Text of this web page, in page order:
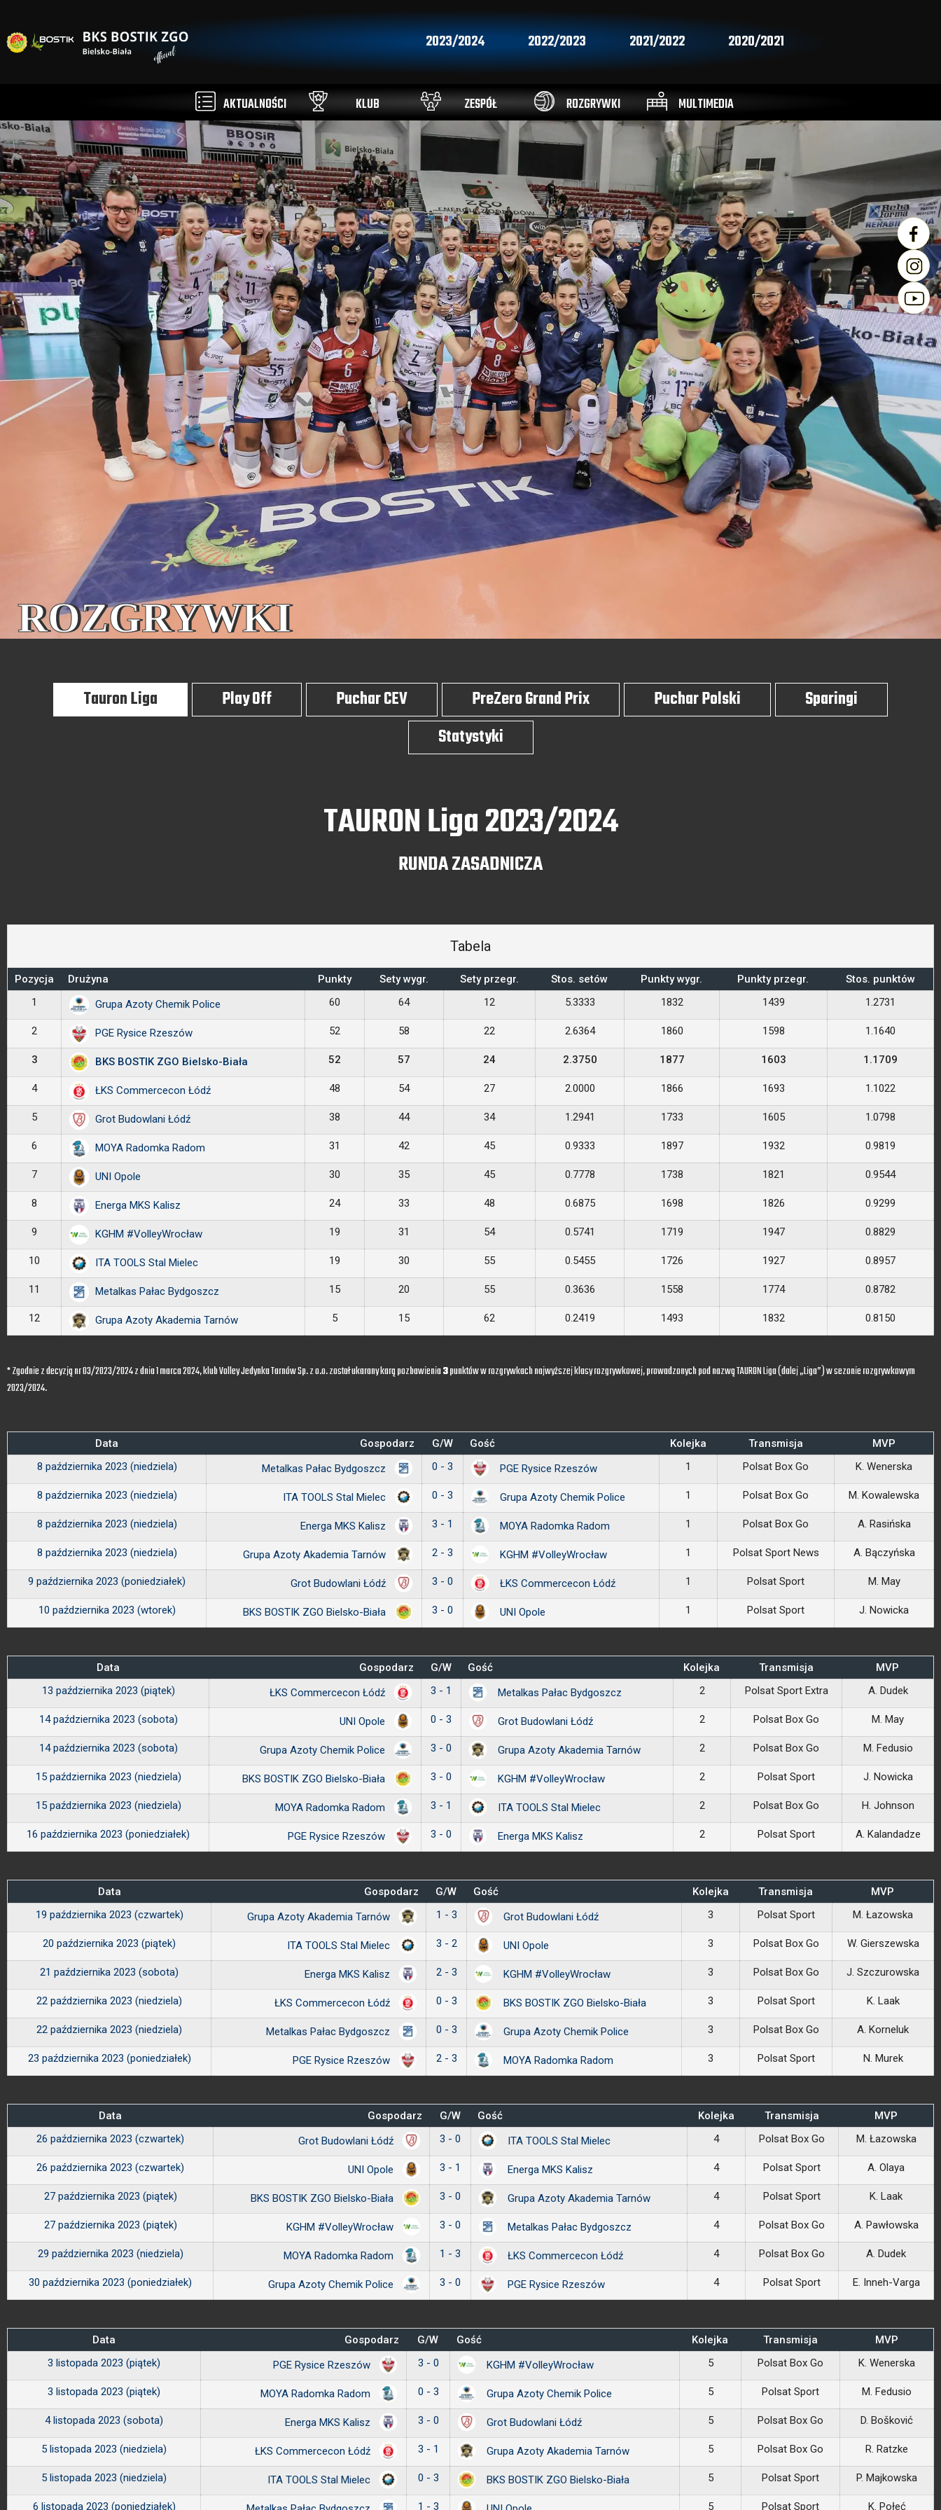
2023/2024 2022/2023 2021/2022 2020/2021
AKTUALNOŚCI KLUB ZESPÓŁ ROZGRYWKI MULTIMEDIA
ROZGRYWKI
Tauron Liga Play Off Puchar CEV PreZero Grand Prix Puchar Polski
Sparingi
Statystyki
TAURON Liga 2023/2024
RUNDA ZASADNICZA
Tabela
Pozycja Drużyna Punkty Sety wygr. Sety przegr. Stos. setów Punkty wygr. Punkty przegr.
Stos. punktów
1
Grupa Azoty Chemik Police 60 64 12 5.3333 1832 1439 1.2731
2 PGE Rysice Rzeszów 52 58 22 2.6364 1860 1598 1.1640
3 BKS BOSTIK ZGO Bielsko-Biała 52 57 24 2.3750 1877 1603 1.1709
4 ŁKS Commercecon Łódź 48 54 27 2.0000 1866 1693 1.1022
5 Grot Budowlani Łódź 38 44 34 1.2941 1733 1605 1.0798
6 MOYA Radomka Radom 31 42 45 0.9333 1897 1932 0.9819
7 UNI Opole 30 35 45 0.7778 1738 1821 0.9544
8 Energa MKS Kalisz 24 33 48 0.6875 1698 1826 0.9299
9 KGHM #VolleyWrocław 19 31 54 0.5741 1719 1947 0.8829
10 ITA TOOLS Stal Mielec 19 30 55 0.5455 1726 1927 0.8957
11 Metalkas Pałac Bydgoszcz 15 20 55 0.3636 1558 1774 0.8782
12 Grupa Azoty Akademia Tarnów 5 15 62 0.2419 1493 1832 0.8150
* Zgodnie z decyzją nr 03/2023/2024 z dnia 1 marca 2024, klub Volley Jedynka Tarnów Sp. z o.o. został ukarany karą pozbawienia3punktów w rozgrywkach najwyższej klasy rozgrywkowej, prowadzonych pod nazwą TAURON Liga (dalej „Liga”) w sezonie rozgrywkowym
2023/2024.
Data Gospodarz G/W Gość Kolejka Transmisja
MVP
8 października 2023 (niedziela)
Metalkas Pałac Bydgoszcz 0 - 3 PGE Rysice Rzeszów 1 Polsat Box Go K. Wenerska
8 października 2023 (niedziela) ITA TOOLS Stal Mielec 0 - 3 Grupa Azoty Chemik Police 1 Polsat Box Go M. Kowalewska
8 października 2023 (niedziela) Energa MKS Kalisz 3 - 1 MOYA Radomka Radom 1 Polsat Box Go A. Rasińska
8 października 2023 (niedziela) Grupa Azoty Akademia Tarnów 2 - 3 KGHM #VolleyWrocław 1 Polsat Sport News A. Bączyńska
9 października 2023 (poniedziałek) Grot Budowlani Łódź 3 - 0 ŁKS Commercecon Łódź 1 Polsat Sport M. May
10 października 2023 (wtorek) BKS BOSTIK ZGO Bielsko-Biała 3 - 0 UNI Opole 1 Polsat Sport J. Nowicka
Data Gospodarz G/W Gość Kolejka Transmisja
MVP
13 października 2023 (piątek)
ŁKS Commercecon Łódź 3 - 1 Metalkas Pałac Bydgoszcz 2 Polsat Sport Extra A. Dudek
14 października 2023 (sobota) UNI Opole 0 - 3 Grot Budowlani Łódź 2 Polsat Box Go M. May
14 października 2023 (sobota) Grupa Azoty Chemik Police 3 - 0 Grupa Azoty Akademia Tarnów 2 Polsat Box Go M. Fedusio
15 października 2023 (niedziela) BKS BOSTIK ZGO Bielsko-Biała 3 - 0 KGHM #VolleyWrocław 2 Polsat Sport J. Nowicka
15 października 2023 (niedziela) MOYA Radomka Radom 3 - 1 ITA TOOLS Stal Mielec 2 Polsat Box Go H. Johnson
16 października 2023 (poniedziałek) PGE Rysice Rzeszów 3 - 0 Energa MKS Kalisz 2 Polsat Sport A. Kalandadze
Data Gospodarz G/W Gość Kolejka Transmisja
MVP
19 października 2023 (czwartek)
Grupa Azoty Akademia Tarnów 1 - 3 Grot Budowlani Łódź 3 Polsat Sport M. Łazowska
20 października 2023 (piątek) ITA TOOLS Stal Mielec 3 - 2 UNI Opole 3 Polsat Box Go W. Gierszewska
21 października 2023 (sobota) Energa MKS Kalisz 2 - 3 KGHM #VolleyWrocław 3 Polsat Box Go J. Szczurowska
22 października 2023 (niedziela) ŁKS Commercecon Łódź 0 - 3 BKS BOSTIK ZGO Bielsko-Biała 3 Polsat Sport K. Laak
22 października 2023 (niedziela) Metalkas Pałac Bydgoszcz 0 - 3 Grupa Azoty Chemik Police 3 Polsat Box Go A. Korneluk
23 października 2023 (poniedziałek) PGE Rysice Rzeszów 2 - 3 MOYA Radomka Radom 3 Polsat Sport N. Murek
Data Gospodarz G/W Gość Kolejka Transmisja
MVP
26 października 2023 (czwartek)
Grot Budowlani Łódź 3 - 0 ITA TOOLS Stal Mielec 4 Polsat Box Go M. Łazowska
26 października 2023 (czwartek) UNI Opole 3 - 1 Energa MKS Kalisz 4 Polsat Sport A. Olaya
27 października 2023 (piątek) BKS BOSTIK ZGO Bielsko-Biała 3 - 0 Grupa Azoty Akademia Tarnów 4 Polsat Sport K. Laak
27 października 2023 (piątek) KGHM #VolleyWrocław 3 - 0 Metalkas Pałac Bydgoszcz 4 Polsat Box Go A. Pawłowska
29 października 2023 (niedziela) MOYA Radomka Radom 1 - 3 ŁKS Commercecon Łódź 4 Polsat Box Go A. Dudek
30 października 2023 (poniedziałek) Grupa Azoty Chemik Police 3 - 0 PGE Rysice Rzeszów 4 Polsat Sport E. Inneh-Varga
Data Gospodarz G/W Gość Kolejka Transmisja
MVP
3 listopada 2023 (piątek)
PGE Rysice Rzeszów 3 - 0 KGHM #VolleyWrocław 5 Polsat Box Go K. Wenerska
3 listopada 2023 (piątek) MOYA Radomka Radom 0 - 3 Grupa Azoty Chemik Police 5 Polsat Sport M. Fedusio
4 listopada 2023 (sobota) Energa MKS Kalisz 3 - 0 Grot Budowlani Łódź 5 Polsat Box Go D. Bošković
5 listopada 2023 (niedziela) ŁKS Commercecon Łódź 3 - 1 Grupa Azoty Akademia Tarnów 5 Polsat Box Go R. Ratzke
5 listopada 2023 (niedziela) ITA TOOLS Stal Mielec 0 - 3 BKS BOSTIK ZGO Bielsko-Biała 5 Polsat Sport P. Majkowska
6 listopada 2023 (poniedziałek) 1 - 3 5 Polsat Sport K. Połeć